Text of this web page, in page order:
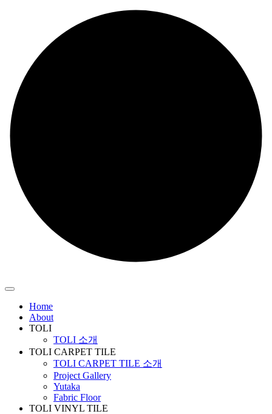
Home
About
TOLI
TOLI 소개
TOLI CARPET TILE
TOLI CARPET TILE 소개
Project Gallery
Yutaka
Fabric Floor
TOLI VINYL TILE